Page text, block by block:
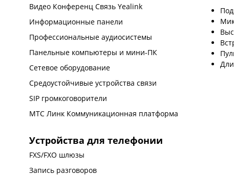
Видео Конференц Связь Yealink
Информационные панели
Профессиональные аудиосистемы
Панельные компьютеры и мини-ПК
Сетевое оборудование
Средоустойчивые устройства связи
SIP громкоговорители
МТС Линк Коммуникационная платформа
Устройства для телефонии
FXS/FXO шлюзы
Запись разговоров